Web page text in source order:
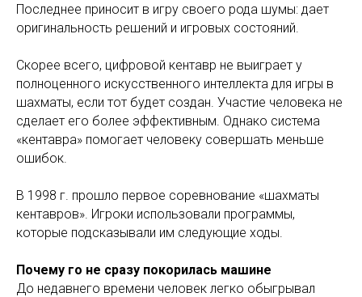
Последнее приносит в игру своего рода шумы: дает
оригинальность решений и игровых состояний.
Скорее всего, цифровой кентавр не выиграет у
полноценного искусственного интеллекта для игры в
шахматы, если тот будет создан. Участие человека не
сделает его более эффективным. Однако система
«кентавра» помогает человеку совершать меньше
ошибок.
В 1998 г. прошло первое соревнование «шахматы
кентавров». Игроки использовали программы,
которые подсказывали им следующие ходы.
Почему го не сразу покорилась машине
До недавнего времени человек легко обыгрывал